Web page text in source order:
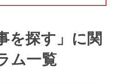
を探す」に関
ム一覧